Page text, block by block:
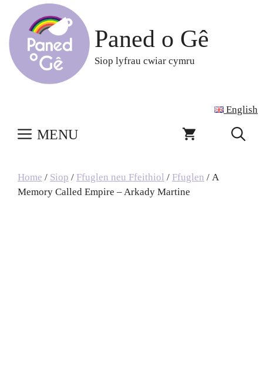
content
Paned o Gê
Siop lyfrau cwiar cymru
English
MENU
Home / Siop / Ffuglen neu Ffeithiol / Ffuglen / A
Memory Called Empire – Arkady Martine